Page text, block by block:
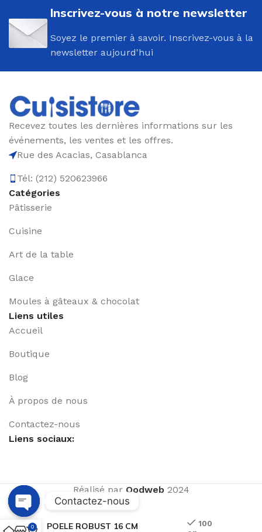
Inscrivez-vous à notre newsletter
Soyez le premier à savoir. Inscrivez-vous à la
newsletter aujourd'hui
Recevez toutes les dernières informations sur les
événements, les ventes et les offres.
Rue des Acacias, Casablanca
Tél: (212) 520623966
Catégories
Pâtisserie
Cuisine
Art de la table
Glace
Moules à gâteaux & chocolat
Liens utiles
Accueil
Boutique
Blog
À propos de nous
Contactez-nous
Liens sociaux:
Réalisé par Qodweb2024
POELE ROBUST 16 CM
100
0
Contactez-nous
Open